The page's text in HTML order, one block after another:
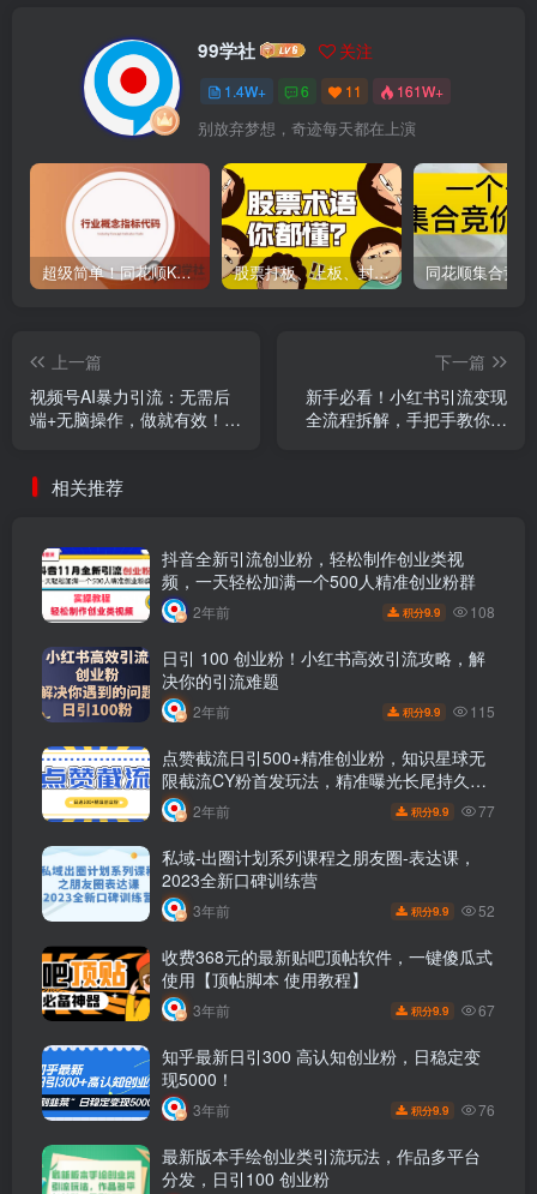
99学社 关注
1.4W+ 6 11 161W+
别放弃梦想，奇迹每天都在上演
超级简单！同花顺K线界面显示行业概念指标代码图解 股票打板、上板、封板、翘板、炸板是什么意思？炒股你必须懂的暗语！
上一篇
视频号AI暴力引流：无需后
端+无脑操作，做就有效！独
下一篇
新手必看！小红书引流变现
全流程拆解，手把手教你日
相关推荐
抖音全新引流创业粉，轻松制作创业类视
频，一天轻松加满一个500人精准创业粉群
2年前 积分9.9 108
日引 100 创业粉！小红书高效引流攻略，解
决你的引流难题
2年前 积分9.9 115
点赞截流日引500+精准创业粉，知识星球无
限截流CY粉首发玩法，精准曝光长尾持久，
日进线500+
2年前 积分9.9 77
私域-出圈计划系列课程之朋友圈-表达课，
2023全新口碑训练营
3年前 积分9.9 52
收费368元的最新贴吧顶帖软件，一键傻瓜式
使用【顶帖脚本 使用教程】
3年前 积分9.9 67
知乎最新日引300 高认知创业粉，日稳定变
现5000！
3年前 积分9.9 76
最新版本手绘创业类引流玩法，作品多平台
分发，日引100 创业粉